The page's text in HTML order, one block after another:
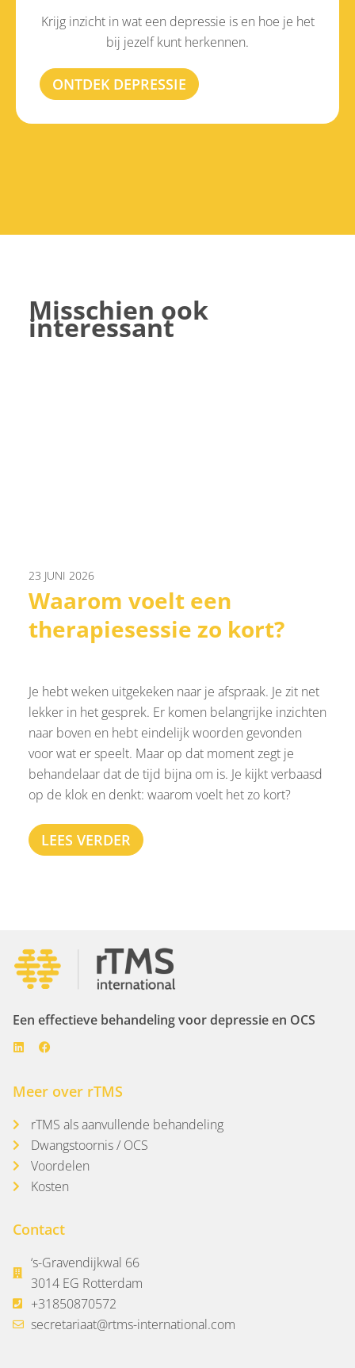
Krijg inzicht in wat een depressie is en hoe je het
bij jezelf kunt herkennen.
ONTDEK DEPRESSIE
Misschien ook
interessant
23 JUNI 2026
Waarom voelt een
therapiesessie zo kort?
Je hebt weken uitgekeken naar je afspraak. Je zit net
lekker in het gesprek. Er komen belangrijke inzichten
naar boven en hebt eindelijk woorden gevonden
voor wat er speelt. Maar op dat moment zegt je
behandelaar dat de tijd bijna om is. Je kijkt verbaasd
op de klok en denkt: waarom voelt het zo kort?
LEES VERDER
Een effectieve behandeling voor depressie en OCS
Meer over rTMS
rTMS als aanvullende behandeling
Dwangstoornis / OCS
Voordelen
Kosten
Contact
‘s-Gravendijkwal 66
3014 EG Rotterdam
+31850870572
secretariaat@rtms-international.com